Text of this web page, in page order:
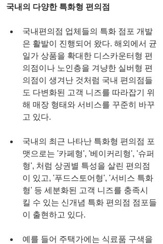
국내의 다양한 특화형 편의점
국내편의점 업체들의 특화 점포 개발
은 활발이 진행되어 왔다. 해외에서 균
일가 상품을 확대한 디스카운터형 편
의점이나 노인층을 겨냥한 실버형 편
의점이 생겨난 것처럼 국내 편의점들
도 다변화된 고객 니즈를 따라잡기 위
해 매장 형태와 서비스를 꾸준히 바꾸
고 있다.
국내의 최근 나타난 특화형 편의점 포
맷으로는 '카페형', '베이커리형', '슈퍼
형', 처럼 상권별 특성을 살린 편의점
이 있고, '푸드스토어형', '서비스 특화
형' 등 세분화된 고객 니즈를 충족시
킬 수 있는 신개념 특화 편의점 점포들
이 출현하고 있다.
예를 들어 주택가에는 식료품 구색을